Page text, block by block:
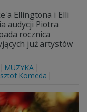
Ellingtona i Elli
audycji Piotra
rocznica
już artystów
MUZYKA
Komeda